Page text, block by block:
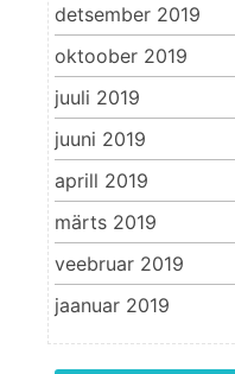
detsember 2019
oktoober 2019
juuli 2019
juuni 2019
aprill 2019
märts 2019
veebruar 2019
jaanuar 2019